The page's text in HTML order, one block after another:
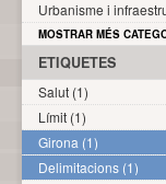
Urbanisme i
MOSTRAR MÉS
ETIQUETES
Salut (1)
Límit (1)
Girona (1)
Delimitacions (1)